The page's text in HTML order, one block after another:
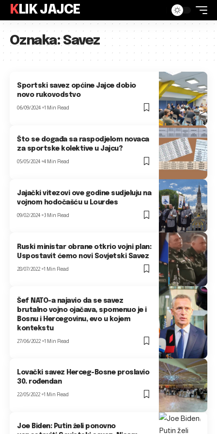
KLIK JAJCE
Oznaka:Savez
Sportski savez općine Jajce dobio
novo rukovodstvo
06/09/2024 1 Min Read
Što se događa sa raspodjelom novaca
za sportske kolektive u Jajcu?
05/05/2024 4 Min Read
Jajački vitezovi ove godine sudjeluju na
vojnom hodočašću u Lourdes
09/02/2024 3 Min Read
Ruski ministar obrane otkrio vojni plan:
Uspostavit ćemo novi Sovjetski Savez
28/07/2022 1 Min Read
Šef NATO-a najavio da se savez
brutalno vojno ojačava, spomenuo je i
Bosnu i Hercegovinu, evo u kojem
kontekstu
27/06/2022 1 Min Read
Lovački savez Herceg-Bosne proslavio
30. rođendan
22/05/2022 1 Min Read
Joe Biden: Putin želi ponovno